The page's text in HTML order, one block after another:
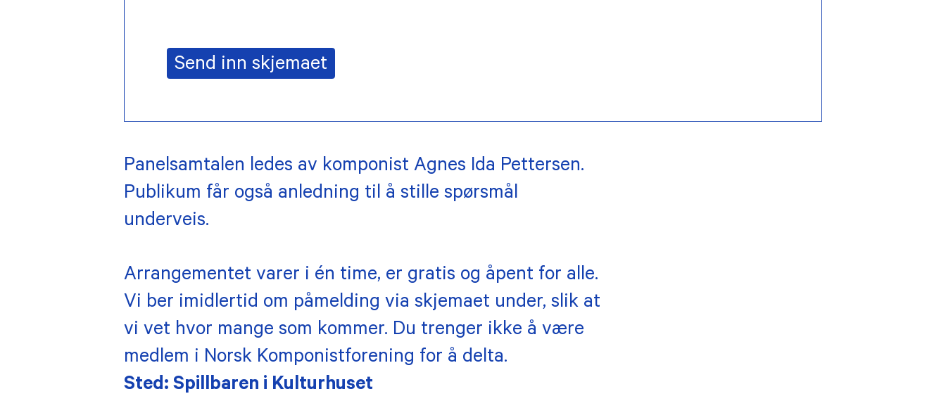
Send inn skjemaet
Panelsamtalen ledes av komponist Agnes Ida Pettersen.
Publikum får også anledning til å stille spørsmål
underveis.
Arrangementet varer i én time, er gratis og åpent for alle.
Vi ber imidlertid om påmelding via skjemaet under, slik at
vi vet hvor mange som kommer. Du trenger ikke å være
medlem i Norsk Komponistforening for å delta.
Sted: Spillbaren i Kulturhuset